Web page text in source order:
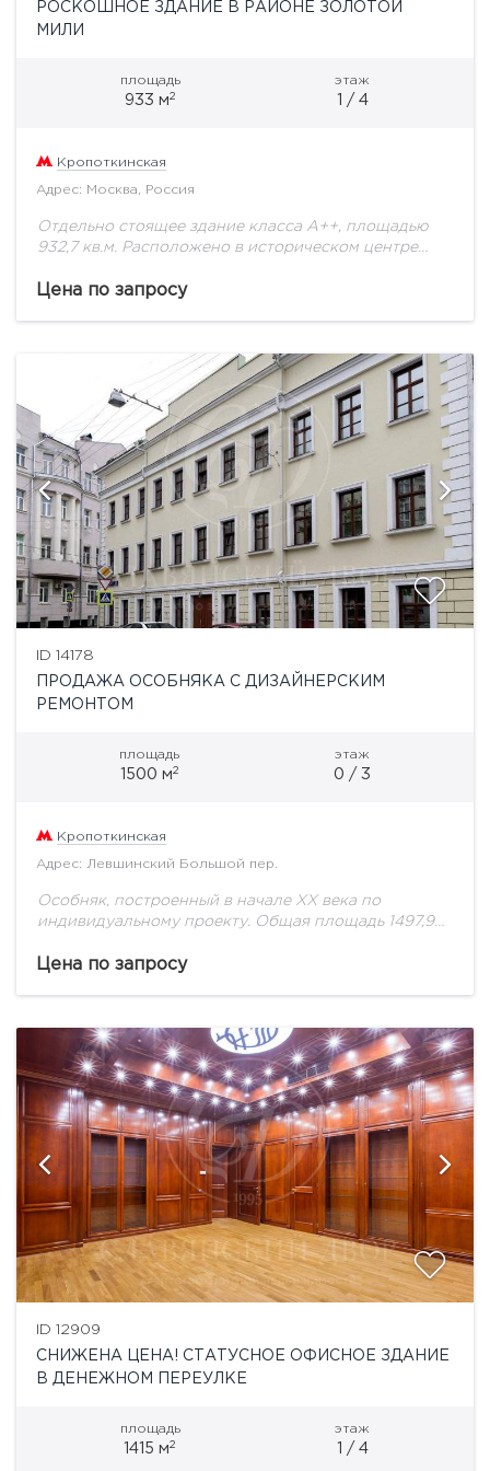
РОСКОШНОЕ ЗДАНИЕ В РАЙОНЕ ЗОЛОТОЙ
МИЛИ
площадь
933 м2
этаж
1 / 4
Кропоткинская
Адрес: Москва, Россия
Отдельно стоящее здание класса А++, площадью
932,7 кв.м. Расположено в историческом центре
реконструкция завершена в 2012 году. Этажность: 4
Цена по запросу
ID 14178
ПРОДАЖА ОСОБНЯКА С ДИЗАЙНЕРСКИМ
РЕМОНТОМ
площадь
1500 м2
этаж
0 / 3
Кропоткинская
Адрес: Левшинский Большой пер.
Особняк, построенный в начале ХХ века по
индивидуальному проекту. Общая площадь 1497,9
также великолепная эксплуатируемая терраса
Цена по запросу
ID 12909
СНИЖЕНА ЦЕНА! СТАТУСНОЕ ОФИСНОЕ ЗДАНИЕ
В ДЕНЕЖНОМ ПЕРЕУЛКЕ
площадь
1415 м2
этаж
1 / 4